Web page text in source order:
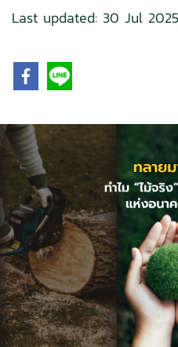
Last updated: 30 Jul 2025